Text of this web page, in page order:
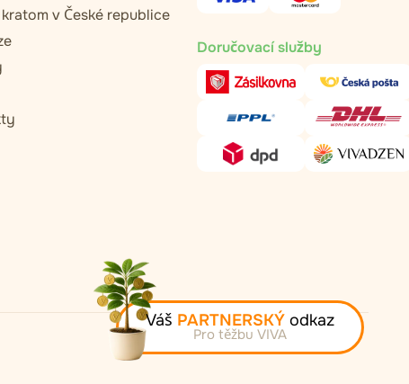
v České republice
Doručovací služby
Váš PARTNERSKÝ odkaz
Pro těžbu VIVA